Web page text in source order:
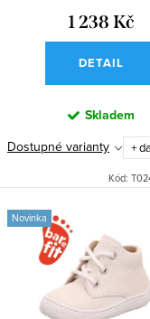
1 238 Kč
DETAIL
Skladem
Dostupné varianty
+
Kód:
Novinka